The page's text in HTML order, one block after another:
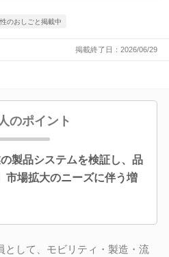
のおしごと掲載中
掲載終了日：2026/06/29
のポイント
製品システムを検証し、品
市場拡大のニーズに伴う増
として、モビリティ・製造・流